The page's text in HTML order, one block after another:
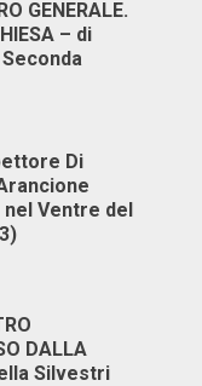
GENERALE.
– di
Di
Ventre del
DALLA
Silvestri